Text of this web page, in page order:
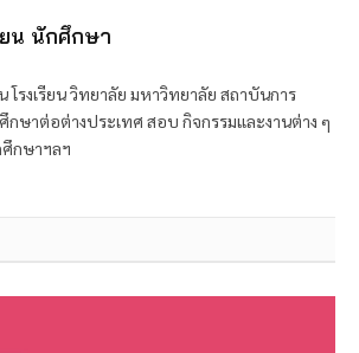
ยน นักศึกษา
โรงเรียน วิทยาลัย มหาวิทยาลัย สถาบันการ
กษาต่อต่างประเทศ สอบ กิจกรรมและงานต่าง ๆ
กษาฯลฯ